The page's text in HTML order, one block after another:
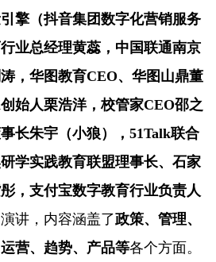
擎（抖音集团数字化营销服务
业总经理黄蕊，中国联通南京
，华图教育CEO、华图山鼎董
始人栗浩洋，校管家CEO邵之
长朱宇（小狼），51Talk联合
学实践教育联盟理事长、石家
，支付宝数字教育行业负责人
讲，内容涵盖了政策、管理、
营、趋势、产品等各个方面。